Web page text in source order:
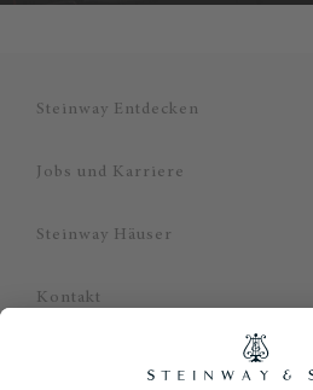
Steinway Entdecken
Jobs und Karriere
Steinway Häuser
Kontakt